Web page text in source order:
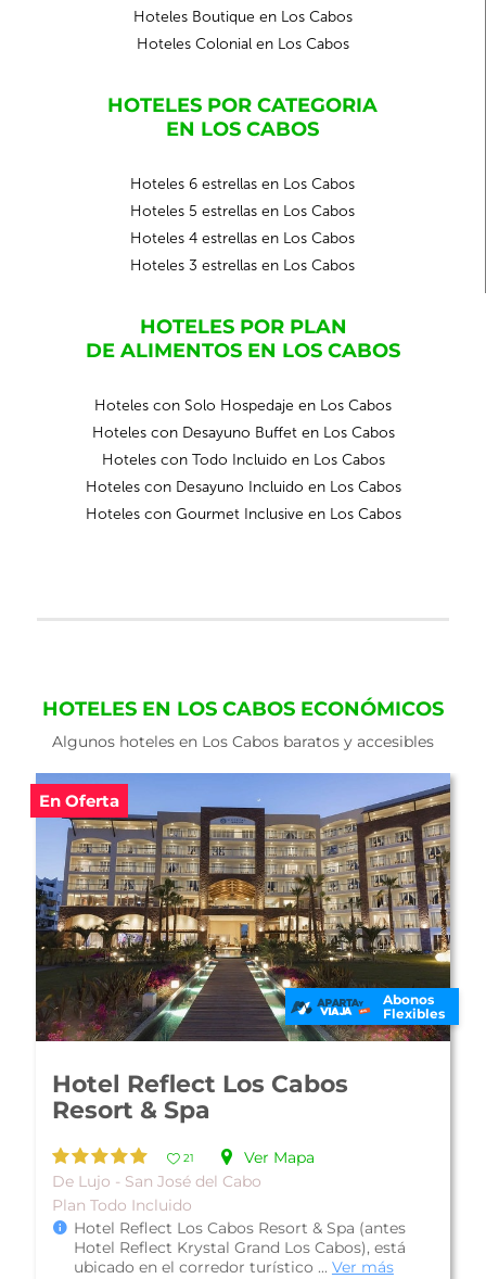
Hoteles Boutique en Los Cabos
Hoteles Colonial en Los Cabos
HOTELES POR CATEGORIA
EN LOS CABOS
Hoteles 6 estrellas en Los Cabos
Hoteles 5 estrellas en Los Cabos
Hoteles 4 estrellas en Los Cabos
Hoteles 3 estrellas en Los Cabos
HOTELES POR PLAN
DE ALIMENTOS EN LOS CABOS
Hoteles con Solo Hospedaje en Los Cabos
Hoteles con Desayuno Buffet en Los Cabos
Hoteles con Todo Incluido en Los Cabos
Hoteles con Desayuno Incluido en Los Cabos
Hoteles con Gourmet Inclusive en Los Cabos
HOTELES EN LOS CABOS ECONÓMICOS
Algunos hoteles en Los Cabos baratos y accesibles
Abonos
Flexibles
Sheraton Grand Los Cabos
Hacienda Del Mar
10
Ver Mapa
De Lujo - Cabo San Lucas
Plan Todo Incluido
Sheraton Grand Los Cabos Hacienda Del Mar,
está ubicado justo frente al mar en el corredor
que comunica San José del Cabo ...Ver más